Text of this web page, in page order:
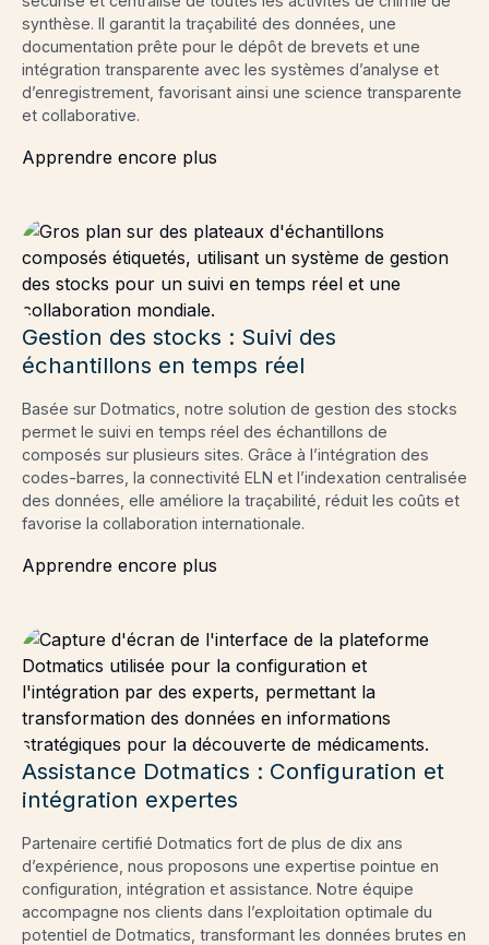
synthèse. Il garantit la traçabilité des données, une
documentation prête pour le dépôt de brevets et une
intégration transparente avec les systèmes d’analyse et
d’enregistrement, favorisant ainsi une science transparente
et collaborative.
Apprendre encore plus
Gestion des stocks : Suivi des
échantillons en temps réel
Basée sur Dotmatics, notre solution de gestion des stocks
permet le suivi en temps réel des échantillons de
composés sur plusieurs sites. Grâce à l’intégration des
codes-barres, la connectivité ELN et l’indexation centralisée
des données, elle améliore la traçabilité, réduit les coûts et
favorise la collaboration internationale.
Apprendre encore plus
Assistance Dotmatics : Configuration et
intégration expertes
Partenaire certifié Dotmatics fort de plus de dix ans
d’expérience, nous proposons une expertise pointue en
configuration, intégration et assistance. Notre équipe
accompagne nos clients dans l’exploitation optimale du
potentiel de Dotmatics, transformant les données brutes en